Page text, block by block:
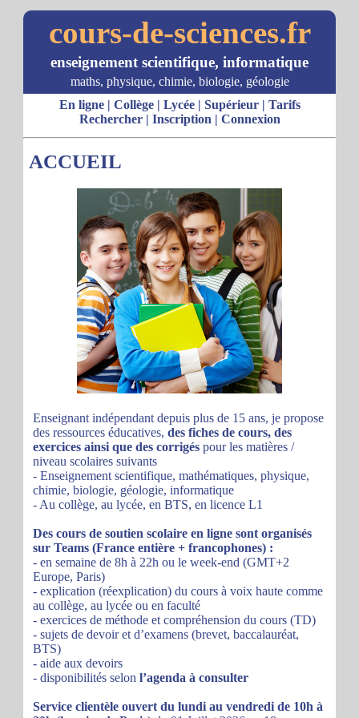
cours-de-sciences.fr
enseignement scientifique, informatique
maths, physique, chimie, biologie, géologie
En ligne| Collège| Lycée| Supérieur| Tarifs
Rechercher| Inscription | Connexion
ACCUEIL
Enseignant indépendant depuis plus de 15 ans, je propose
des ressources éducatives, des fiches de cours, des
exercices ainsi que des corrigés pour les matières /
niveau scolaires suivants
- Enseignement scientifique, mathématiques, physique,
chimie, biologie, géologie, informatique
- Au collège, au lycée, en BTS, en licence L1
Des cours de soutien scolaire en ligne sont organisés
sur Teams (France entière + francophones) :
- en semaine de 8h à 22h ou le week-end (GMT+2
Europe, Paris)
- explication (réexplication) du cours à voix haute comme
au collège, au lycée ou en faculté
- exercices de méthode et compréhension du cours (TD)
- sujets de devoir et d’examens (brevet, baccalauréat,
BTS)
- aide aux devoirs
- disponibilités selon l’agenda à consulter
Service clientèle ouvert du lundi au vendredi de 10h à